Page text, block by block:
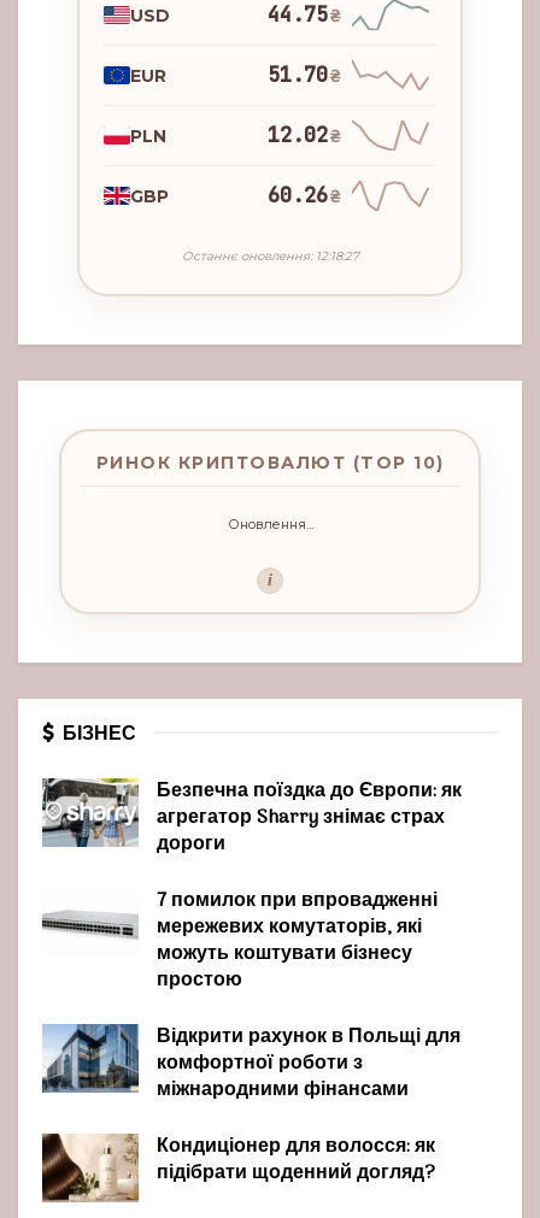
USD 44.75₴
EUR 51.70₴
PLN 12.02₴
GBP 60.26₴
Останнє оновлення: 12:18:27
РИНОК КРИПТОВАЛЮТ (TOP 10)
Оновлення...
i
БІЗНЕС
Безпечна поїздка до Європи: як
агрегатор Sharry знімає страх
дороги
7 помилок при впровадженні
мережевих комутаторів, які
можуть коштувати бізнесу
простою
Відкрити рахунок в Польщі для
комфортної роботи з
міжнародними фінансами
Кондиціонер для волосся: як
підібрати щоденний догляд?